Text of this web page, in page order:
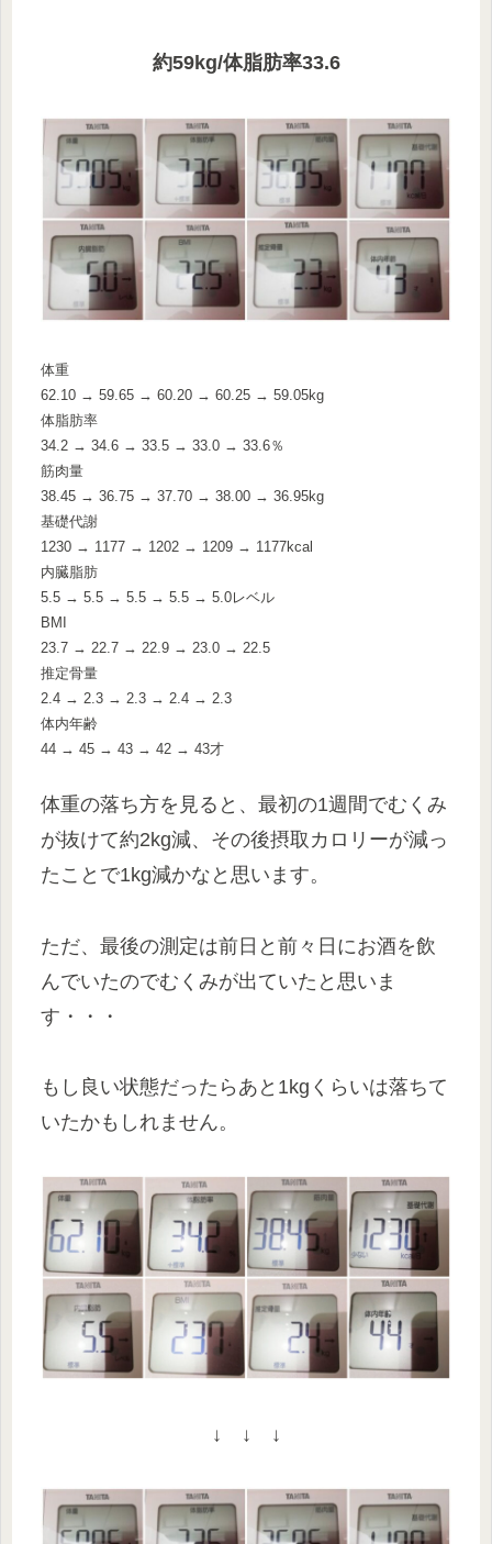
約59kg/体脂肪率33.6
体重
62.10 → 59.65 → 60.20 → 60.25 → 59.05kg
体脂肪率
34.2 → 34.6 → 33.5 → 33.0 → 33.6％
筋肉量
38.45 → 36.75 → 37.70 → 38.00 → 36.95kg
基礎代謝
1230 → 1177 → 1202 → 1209 → 1177kcal
内臓脂肪
5.5 → 5.5 → 5.5 → 5.5 → 5.0レベル
BMI
23.7 → 22.7 → 22.9 → 23.0 → 22.5
推定骨量
2.4 → 2.3 → 2.3 → 2.4 → 2.3
体内年齢
44 → 45 → 43 → 42 → 43才
体重の落ち方を見ると、最初の1週間でむくみ
が抜けて約2kg減、その後摂取カロリーが減っ
たことで1kg減かなと思います。
ただ、最後の測定は前日と前々日にお酒を飲
んでいたのでむくみが出ていたと思いま
す・・・
もし良い状態だったらあと1kgくらいは落ちて
いたかもしれません。
↓ ↓ ↓